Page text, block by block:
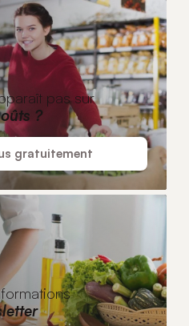
pas sur
?
gratuitement